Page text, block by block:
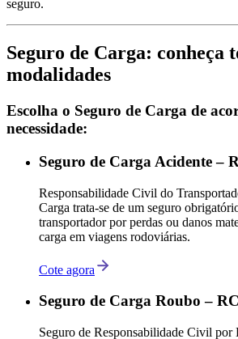
seguro.
Seguro de Carga: conheça
modalidades
Escolha o Seguro de Carga de
necessidade:
Seguro de Carga Acidente –
Responsabilidade Civil do
Carga trata-se de um seguro
transportador por perdas ou danos
carga em viagens rodoviárias.
Cote agora
Seguro de Carga Roubo –
Seguro de Responsabilidade Civil por